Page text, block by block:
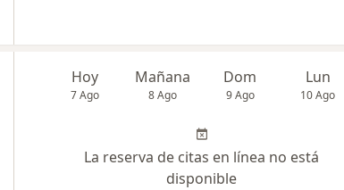
Hoy
7 Ago
Mañana
8 Ago
Dom
9 Ago
Lun
10 Ago
La reserva de citas en línea no está
disponible